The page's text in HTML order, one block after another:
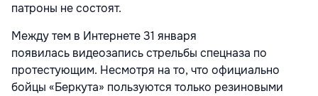
патроны не состоят.
Между тем в Интернете 31 января
появилась видеозапись стрельбы спецназа по
протестующим. Несмотря на то, что официально
бойцы «Беркута» пользуются только резиновыми